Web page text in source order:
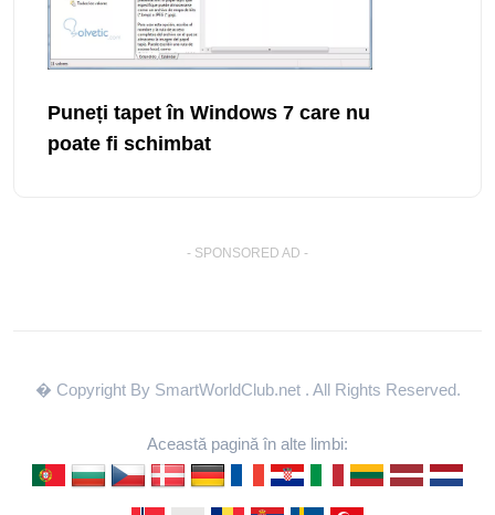
Puneți tapet în Windows 7 care nu
poate fi schimbat
- SPONSORED AD -
� Copyright By SmartWorldClub.net . All Rights Reserved.
Această pagină în alte limbi: